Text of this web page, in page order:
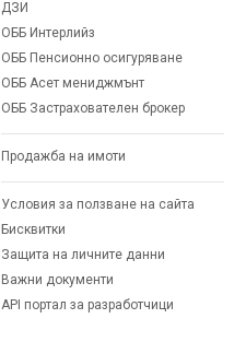
ДЗИ
ОББ Интерлийз
ОББ Пенсионно осигуряване
ОББ Асет мениджмънт
ОББ Застрахователен брокер
Продажба на имоти
Условия за ползване на сайта
Бисквитки
Защита на личните данни
Важни документи
API портал за разработчици